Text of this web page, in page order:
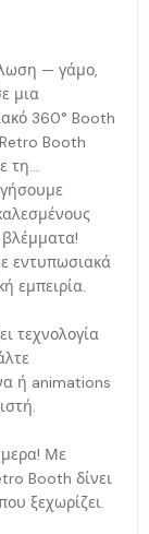
— γάμο,
μια
360° Booth
Booth
τη
εντυπωσιακά
εμπειρία.
τεχνολογία
ή animations
Με
Booth δίνει
ξεχωρίζει.